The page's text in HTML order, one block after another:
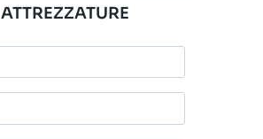
ATTREZZATURE